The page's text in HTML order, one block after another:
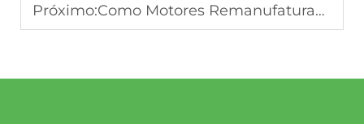
Próximo:Como Motores Remanufaturados Apoiam as Cadeias de Suprimento do Mercado Secundário Global Durante Escassez de Peças